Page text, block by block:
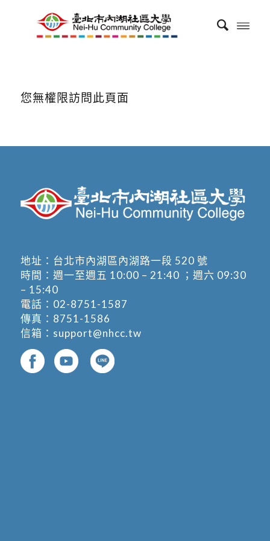
您無權限訪問此頁面
地址： 台北市內湖區內湖路一段 520 號
時間：週一至週五 10:00 – 21:40 ；週六 09:30
– 15:40
電話： 02-8751-1587
傳真：8751-1586
信箱： support@nhcc.tw